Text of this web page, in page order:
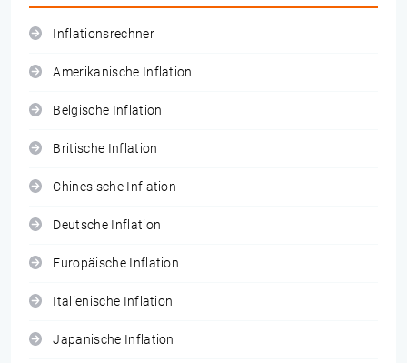
Inflationsrechner
Amerikanische Inflation
Belgische Inflation
Britische Inflation
Chinesische Inflation
Deutsche Inflation
Europäische Inflation
Italienische Inflation
Japanische Inflation